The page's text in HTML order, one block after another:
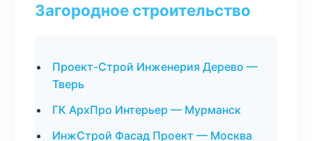
Загородное строительство
Проект-Строй Инженерия Дерево —
Тверь
ГК АрхПро Интерьер — Мурманск
ИнжСтрой Фасад Проект — Москва